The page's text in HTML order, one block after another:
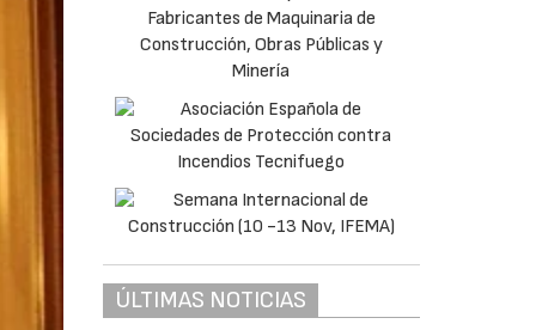
ÚLTIMAS NOTICIAS